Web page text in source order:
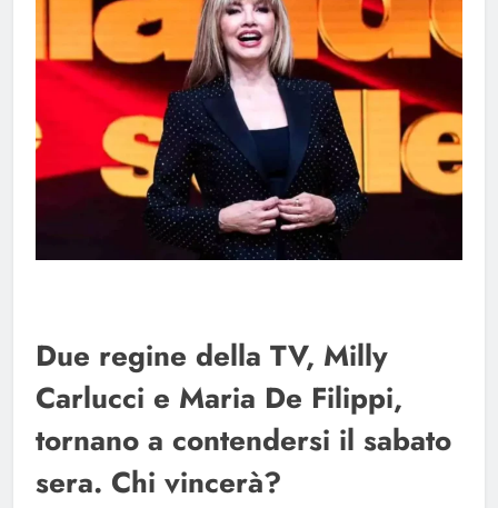
Due regine della TV, Milly
Carlucci e Maria De Filippi,
tornano a contendersi il sabato
sera. Chi vincerà?